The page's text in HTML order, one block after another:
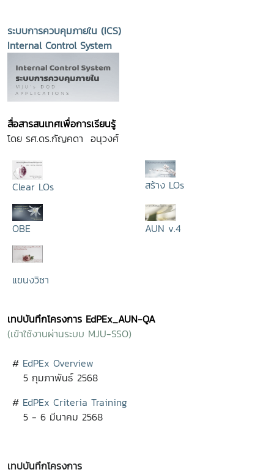
ระบบการควบคุมภายใน (ICS)
Internal Control System
สื่อสารสนเทศเพื่อการเรียนรู้
โดย รศ.ดร.กัญคดา อนุวงศ์
Clear LOs สร้าง LOs
OBE AUN v.4
แขนงวิชา
เทปบันทึกโครงการ EdPEx_AUN-QA
(เข้าใช้งานผ่านระบบ MJU-SSO)
# EdPEx Overview
5 กุมภาพันธ์ 2568
# EdPEx Criteria Training
5 - 6 มีนาคม 2568
เทปบันทึกโครงการ